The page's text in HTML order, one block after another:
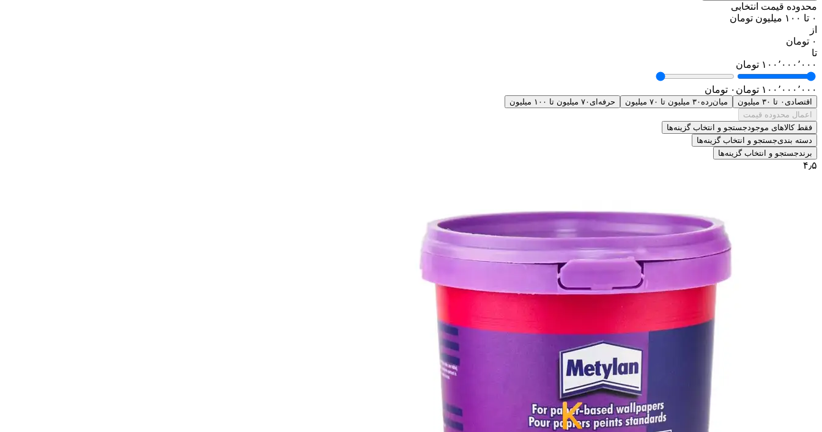
محدوده قیمت انتخابی
۰ تا ۱۰۰ میلیون تومان
از
۰ تومان
تا
۱۰۰٬۰۰۰٬۰۰۰ تومان
۱۰۰٬۰۰۰٬۰۰۰ تومان ۰ تومان
اقتصادی ۰ تا ۳۰ میلیون میان‌رده ۳۰ میلیون تا ۷۰ میلیون حرفه‌ای ۷۰ میلیون تا ۱۰۰ میلیون
اعمال محدوده قیمت
فقط کالاهای موجود جستجو و انتخاب گزینه‌ها
دسته بندیجستجو و انتخاب گزینه‌ها
برند جستجو و انتخاب گزینه‌ها
۴٫۵